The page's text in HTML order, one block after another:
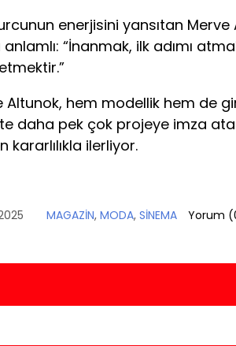
enerjisini yansıtan
“İnanmak, ilk adımı
Altunok, hem modellik hem de
daha pek çok projeye imza
kararlılıkla ilerliyor.
MAGAZİN, MODA, SİNEMA Yorum (